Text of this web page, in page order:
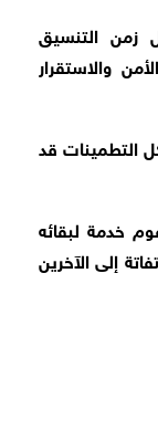
زمن التنسيق
والاستقرار
التطمينات قد
خدمة لبقائه
إلى الآخرين